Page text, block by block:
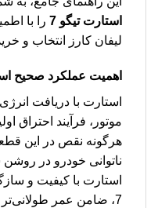
استارت تیگو 7
را با
لیفان کارز انتخاب و
اهمیت عملکرد صحیح
استارت با دریافت
موتور، فرآیند احتراق
هرگونه نقص در این
ناتوانی خودرو در روشن
استارت با کیفیت و
7، ضامن عمر